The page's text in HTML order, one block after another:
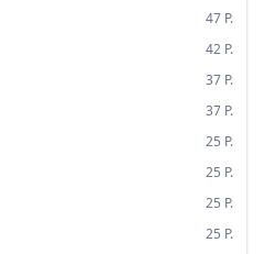
47 P.
42 P.
37 P.
37 P.
25 P.
25 P.
25 P.
25 P.